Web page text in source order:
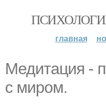
главная
Медитация -
с миром.